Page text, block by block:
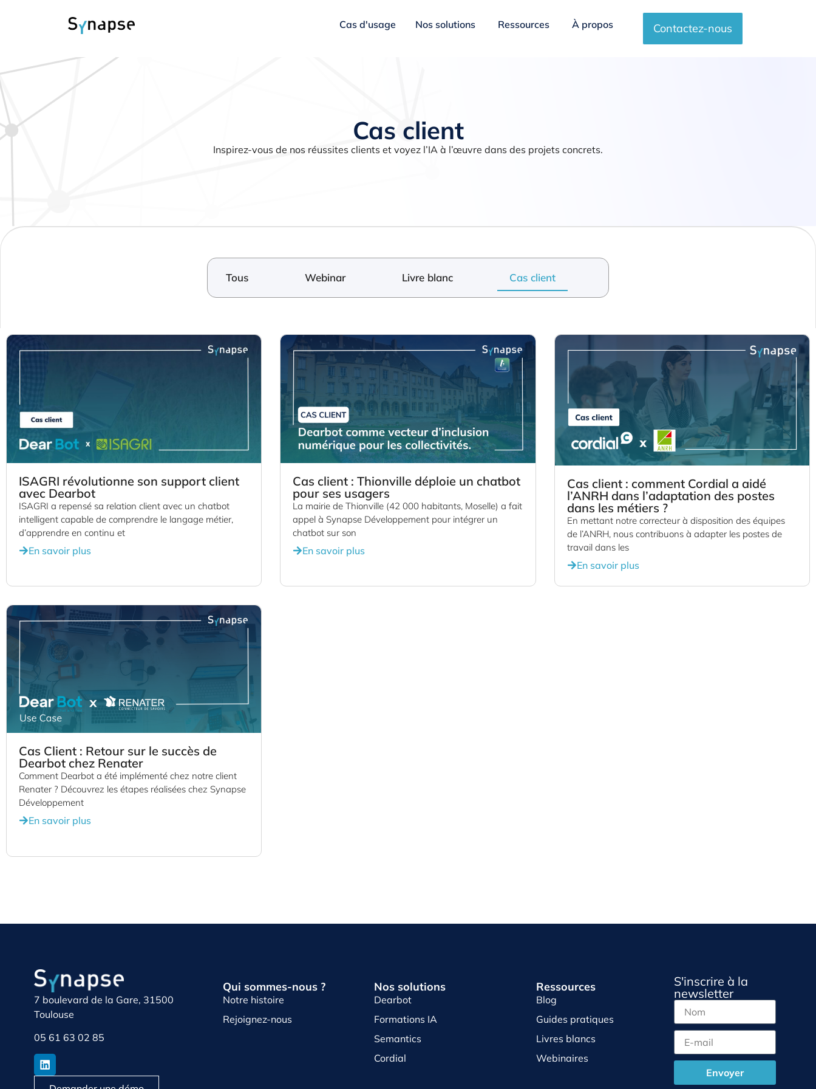
Cas d'usage Nos solutions Ressources À propos Contactez-nous
Cas client
Inspirez-vous de nos réussites clients et voyez l’IA à l’œuvre dans des projets concrets.
Tous Webinar Livre blanc Cas client
ISAGRI révolutionne son support client
avec Dearbot
ISAGRI a repensé sa relation client avec un chatbot
intelligent capable de comprendre le langage métier,
d’apprendre en continu et
En savoir plus
Cas client : Thionville déploie un chatbot
pour ses usagers
La mairie de Thionville (42 000 habitants, Moselle) a fait
appel à Synapse Développement pour intégrer un
chatbot sur son
En savoir plus
Cas client : comment Cordial a aidé
l’ANRH dans l’adaptation des postes
dans les métiers ?
En mettant notre correcteur à disposition des équipes
de l’ANRH, nous contribuons à adapter les postes de
travail dans les
En savoir plus
Cas Client : Retour sur le succès de
Dearbot chez Renater
Comment Dearbot a été implémenté chez notre client
Renater ? Découvrez les étapes réalisées chez Synapse
Développement
En savoir plus
7 boulevard de la Gare, 31500
Toulouse
05 61 63 02 85
Qui sommes-nous ?
Notre histoire
Rejoignez-nous
Nos solutions
Dearbot
Formations IA
Semantics
Cordial
Ressources
Blog
Guides pratiques
Livres blancs
Webinaires
S'inscrire à la
newsletter
Envoyer